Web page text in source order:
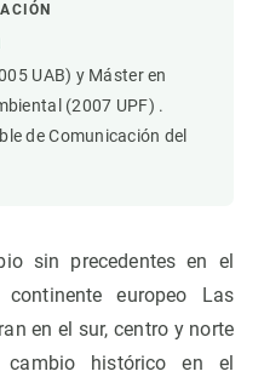
UAB) y Máster en
(2007 UPF) .
de Comunicación del
sin precedentes en el
europeo Las
en el sur, centro y norte
histórico en el